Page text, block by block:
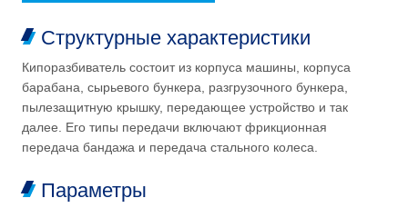
Структурные характеристики
Кипоразбиватель состоит из корпуса машины, корпуса
барабана, сырьевого бункера, разгрузочного бункера,
пылезащитную крышку, передающее устройство и так
далее. Его типы передачи включают фрикционная
передача бандажа и передача стального колеса.
Параметры